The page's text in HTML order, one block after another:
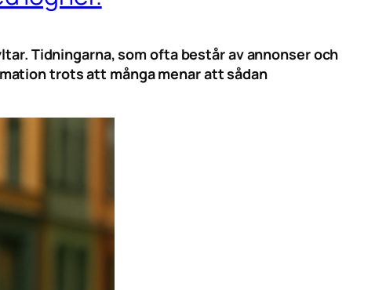
Tidningarna, som ofta består av annonser och
trots att många menar att sådan